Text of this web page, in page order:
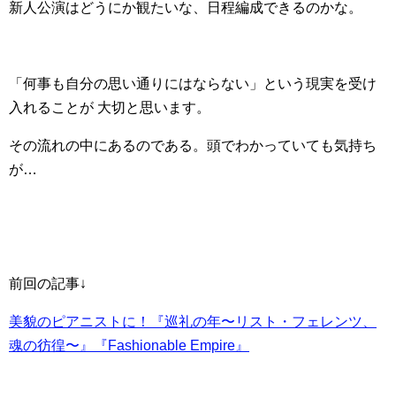
新人公演はどうにか観たいな、日程編成できるのかな。
「何事も自分の思い通りにはならない」という現実を受け
入れることが 大切と思います。
その流れの中にあるのである。頭でわかっていても気持ち
が…
前回の記事↓
美貌のピアニストに！『巡礼の年〜リスト・フェレンツ、
魂の彷徨〜』『Fashionable Empire』